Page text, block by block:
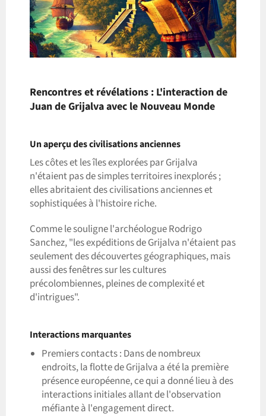
Rencontres et révélations : L'interaction de
Juan de Grijalva avec le Nouveau Monde
Un aperçu des civilisations anciennes
Les côtes et les îles explorées par Grijalva
n'étaient pas de simples territoires inexplorés ;
elles abritaient des civilisations anciennes et
sophistiquées à l'histoire riche.
Comme le souligne l'archéologue Rodrigo
Sanchez, "les expéditions de Grijalva n'étaient pas
seulement des découvertes géographiques, mais
aussi des fenêtres sur les cultures
précolombiennes, pleines de complexité et
d'intrigues".
Interactions marquantes
Premiers contacts : Dans de nombreux
endroits, la flotte de Grijalva a été la première
présence européenne, ce qui a donné lieu à des
interactions initiales allant de l'observation
méfiante à l'engagement direct.